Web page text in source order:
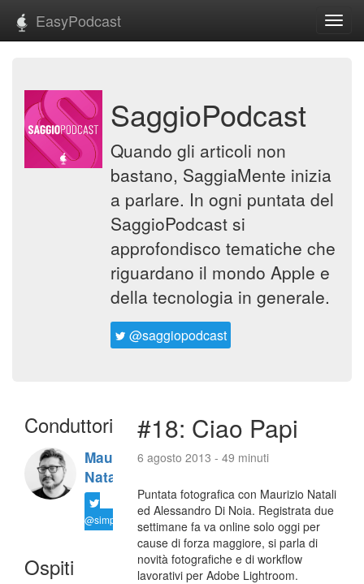
EasyPodcast
SaggioPodcast
Quando gli articoli non
bastano, SaggiaMente inizia
a parlare. In ogni puntata del
SaggioPodcast si
approfondisco tematiche che
riguardano il mondo Apple e
della tecnologia in generale.
@saggiopodcast
Conduttori
Maurizio
Natali
@simplemal
Ospiti
#18: Ciao Papi
6 agosto 2013 - 49 minuti
Puntata fotografica con Maurizio Natali
ed Alessandro Di Noia. Registrata due
settimane fa va online solo oggi per
cause di forza maggiore, si parla di
novità fotografiche e di workflow
lavorativi per Adobe Lightroom.